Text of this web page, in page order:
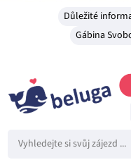
Důležité
Gábina